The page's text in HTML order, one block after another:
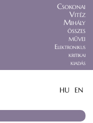
Csokonai
Vitéz
Mihály
összes
művei
Elektronikus
kritikai
kiadás
HU EN